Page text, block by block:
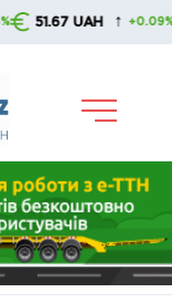
UAH ↑ +0.09%